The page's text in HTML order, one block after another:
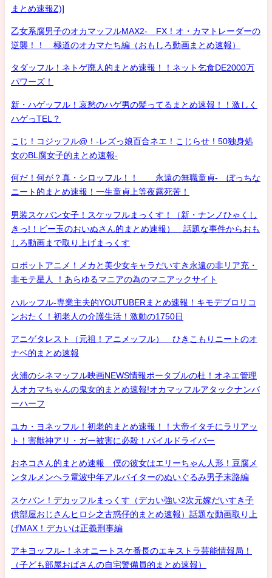
まとめ速報Z)]
乙女系腐男子のオカマッフルMAX2- FX！オ・カマトレーダーの
逆襲！！ 極道のオカマたち編（おもしろ動画まとめ速報）
タダッフル！ネトゲ廃人的まとめ速報！！ネット乞食DE2000万
パワーズ！
新・ハゲッフル！哀愁のハゲ男の髪ってるまとめ速報！！激しく
ハゲっTEL？
こじ！コジッフル@！-レズっ娘百合ネエ！こじらせ！50独身処
女のBL腐女子的まとめ速報-
何だ！何が？真・シロッフル！！ 永遠の無職童貞- ぼっちな
ニート的まとめ速報！一生童貞上等夜露死苦！
男装スケバン女子！スケッフルまっくす！（新・ナンノひゃくし
きっ!！ビー玉のおいぬさん的まとめ速報） 話題な事件からおも
しろ動画まで取り上げまっくす
ロボットアニメ！メカと美少女キャラだいすき永遠の非リア充・
非モテ星人 ！あらゆるマニアの為のマニアックサイト
ハルッフル-専業主夫的YOUTUBERまとめ速報！キモデブロリコ
ンおたく！初老人の介護生活！激動の1750日
アニゲタレスト（元祖！アニメッフル） ひきこもりニートのオ
ナベ的まとめ速報
火浦のシネマッフル映画NEWS情報ポータブルの杜！オネエ管理
人オカマちゃんの鬼女的まとめ速報!オカマッフルアタックナンバ
ーハーフ
ユカ・ヨネッフル！初老的まとめ速報！！大帝イタチにラリアッ
ト！害獣神アリ・ガー被害に必殺！パイルドライバー
おネコさん的まとめ速報 僕の彼女はエリーちゃん人形！豆腐メ
ンタルメンヘラ電波中年アルバイターのぬいぐるみ男子末路編
スケバン！デカッフルまっくす（デカい強い2次元嫁だいすき子
供部屋おじさんヒロシ之古惑仔的まとめ速報）話題な動画取り上
げMAX！デカいは正義刑事編
アキヨッフル-！ネオニートスケ番長のエキストラ芸能情報局！
（子ども部屋おばさんの自宅警備員的まとめ速報）